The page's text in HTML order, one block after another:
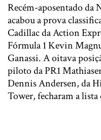
Recém-aposentado da
acabou a prova
Cadillac da Action
Fórmula 1 Kevin
Ganassi. A oitava
piloto da PR1
Dennis Andersen, da
Tower, fecharam a lista